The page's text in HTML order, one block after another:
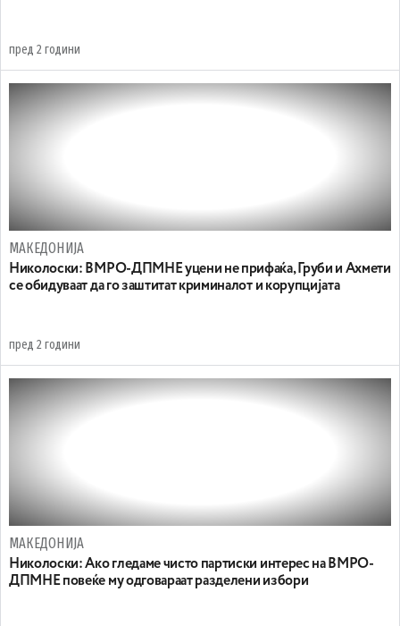
пред 2 години
МАКЕДОНИЈА
Николоски: ВМРО-ДПМНЕ уцени не прифаќа, Груби и Ахмети
се обидуваат да го заштитат криминалот и корупцијата
пред 2 години
МАКЕДОНИЈА
Николоски: Ако гледаме чисто партиски интерес на ВМРО-
ДПМНЕ повеќе му одговараат разделени избори